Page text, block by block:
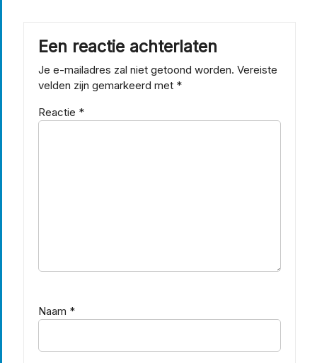
Een reactie achterlaten
Je e-mailadres zal niet getoond worden. Vereiste
velden zijn gemarkeerd met *
Reactie *
Naam *